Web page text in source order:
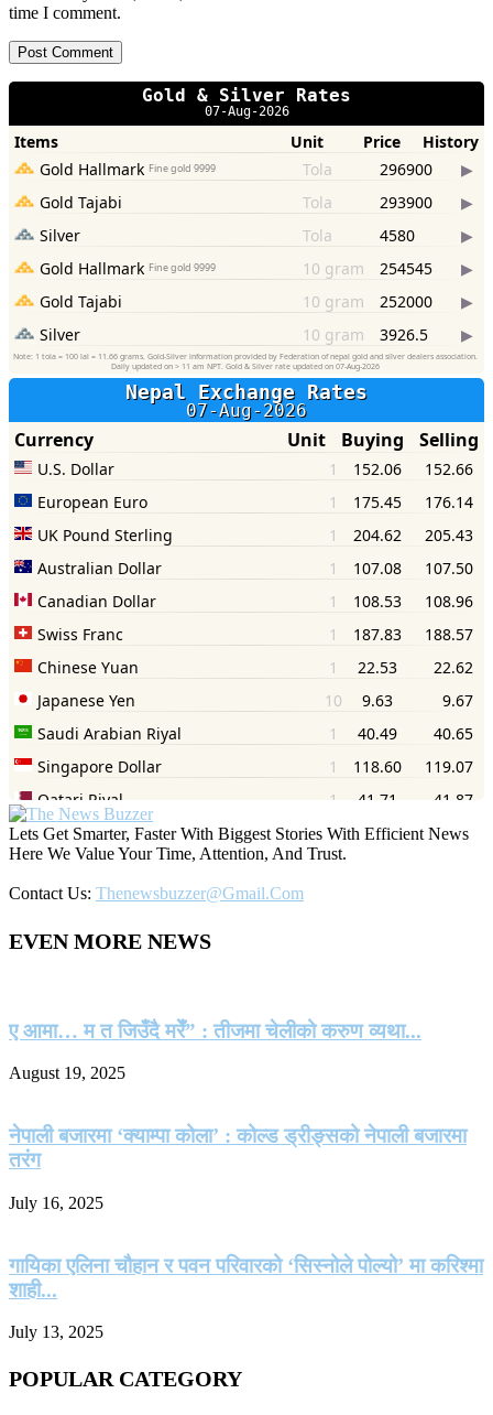
time I comment.
Lets Get Smarter, Faster With Biggest Stories With Efficient News
Here We Value Your Time, Attention, And Trust.
Contact Us: Thenewsbuzzer@gmail.com
EVEN MORE NEWS
ए आमा… म त जिउँदै मरेँ” : तीजमा चेलीको करुण व्यथा...
August 19, 2025
नेपाली बजारमा ‘क्याम्पा कोला’ : कोल्ड ड्रीङ्सको नेपाली बजारमा
तरंग
July 16, 2025
गायिका एलिना चौहान र पवन परिवारको ‘सिस्नोले पोल्यो’ मा करिश्मा
शाही...
July 13, 2025
POPULAR CATEGORY